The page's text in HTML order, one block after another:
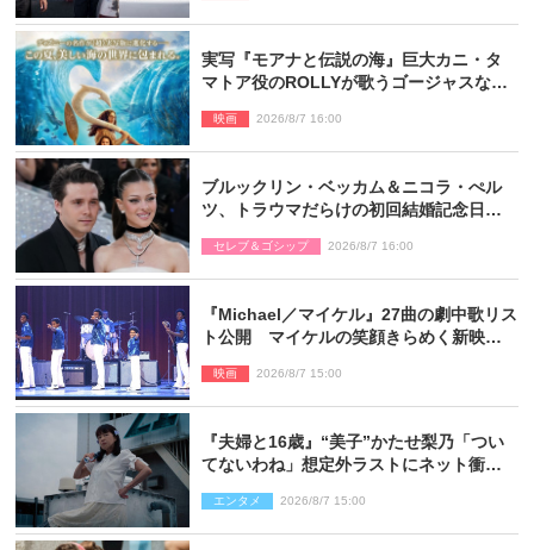
実写『モアナと伝説の海』巨大カニ・タ
マトア役のROLLYが歌うゴージャスな劇
映画 2026/8/7 16:00
ブルックリン・ベッカム＆ニコラ・ぺル
ツ、トラウマだらけの初回結婚記念日は
セレブ＆ゴシップ 2026/8/7 16:00
『Michael／マイケル』27曲の劇中歌リス
ト公開 マイケルの笑顔きらめく新映像
映画 2026/8/7 15:00
『夫婦と16歳』“美子”かたせ梨乃「つい
てないわね」想定外ラストにネット衝撃
り）
エンタメ 2026/8/7 15:00